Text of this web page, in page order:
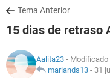
SALUD
NUTRICIÓN
Tema Anterior
15 dias de retraso
Aalita23 - Modificado
mariands13 - 31